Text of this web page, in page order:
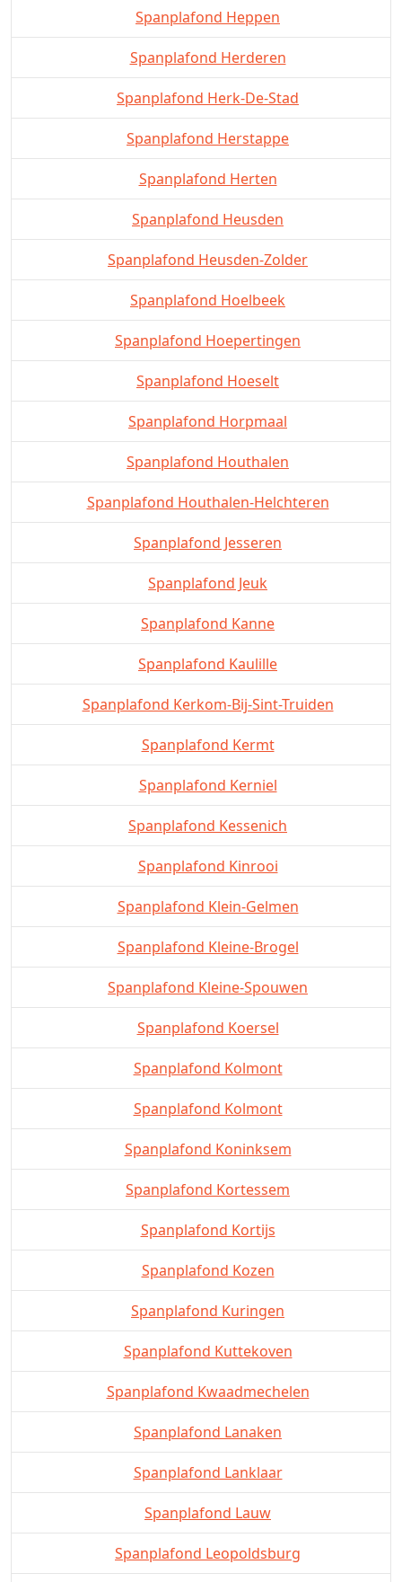
Spanplafond Heppen
Spanplafond Herderen
Spanplafond Herk-De-Stad
Spanplafond Herstappe
Spanplafond Herten
Spanplafond Heusden
Spanplafond Heusden-Zolder
Spanplafond Hoelbeek
Spanplafond Hoepertingen
Spanplafond Hoeselt
Spanplafond Horpmaal
Spanplafond Houthalen
Spanplafond Houthalen-Helchteren
Spanplafond Jesseren
Spanplafond Jeuk
Spanplafond Kanne
Spanplafond Kaulille
Spanplafond Kerkom-Bij-Sint-Truiden
Spanplafond Kermt
Spanplafond Kerniel
Spanplafond Kessenich
Spanplafond Kinrooi
Spanplafond Klein-Gelmen
Spanplafond Kleine-Brogel
Spanplafond Kleine-Spouwen
Spanplafond Koersel
Spanplafond Kolmont
Spanplafond Kolmont
Spanplafond Koninksem
Spanplafond Kortessem
Spanplafond Kortijs
Spanplafond Kozen
Spanplafond Kuringen
Spanplafond Kuttekoven
Spanplafond Kwaadmechelen
Spanplafond Lanaken
Spanplafond Lanklaar
Spanplafond Lauw
Spanplafond Leopoldsburg